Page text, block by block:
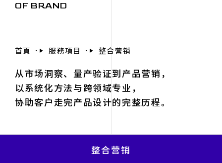
OF BRAND
首頁 服務項目 整合营销
从市场洞察、量产验证到产品营销，
以系统化方法与跨领域专业，
协助客户走完产品设计的完整历程。
整合营销